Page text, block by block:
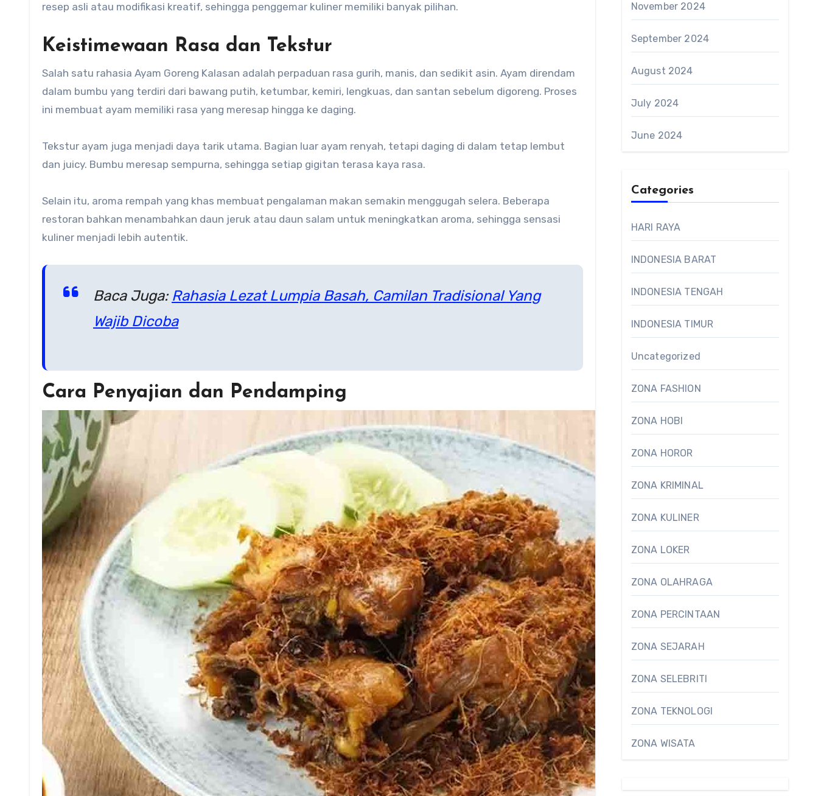
resep asli atau modifikasi kreatif, sehingga penggemar kuliner memiliki banyak pilihan.
Keistimewaan Rasa dan Tekstur
Salah satu rahasia Ayam Goreng Kalasan adalah perpaduan rasa gurih, manis, dan sedikit asin. Ayam direndam
dalam bumbu yang terdiri dari bawang putih, ketumbar, kemiri, lengkuas, dan santan sebelum digoreng. Proses
ini membuat ayam memiliki rasa yang meresap hingga ke daging.
Tekstur ayam juga menjadi daya tarik utama. Bagian luar ayam renyah, tetapi daging di dalam tetap lembut
dan juicy. Bumbu meresap sempurna, sehingga setiap gigitan terasa kaya rasa.
Selain itu, aroma rempah yang khas membuat pengalaman makan semakin menggugah selera. Beberapa
restoran bahkan menambahkan daun jeruk atau daun salam untuk meningkatkan aroma, sehingga sensasi
kuliner menjadi lebih autentik.
Baca Juga: Rahasia Lezat Lumpia Basah, Camilan Tradisional Yang
Wajib Dicoba
Cara Penyajian dan Pendamping
November 2024
September 2024
August 2024
July 2024
June 2024
Categories
HARI RAYA
INDONESIA BARAT
INDONESIA TENGAH
INDONESIA TIMUR
Uncategorized
ZONA FASHION
ZONA HOBI
ZONA HOROR
ZONA KRIMINAL
ZONA KULINER
ZONA LOKER
ZONA OLAHRAGA
ZONA PERCINTAAN
ZONA SEJARAH
ZONA SELEBRITI
ZONA TEKNOLOGI
ZONA WISATA